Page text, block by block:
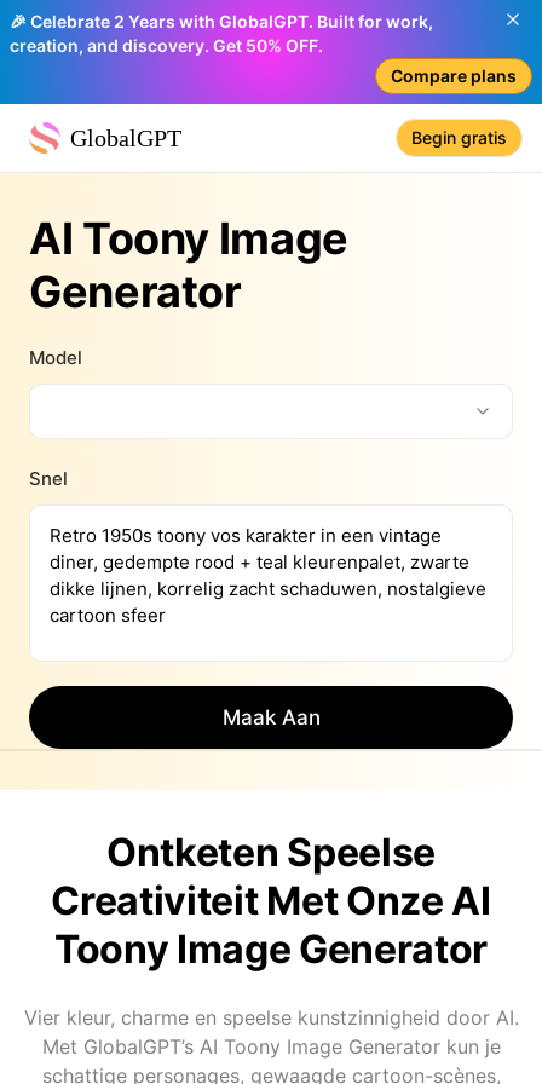
🎉 Celebrate 2 Years with GlobalGPT. Built for work,
creation, and discovery. Get 50% OFF.
Compare plans
GlobalGPT Begin gratis
AI Toony Image
Generator
Model
Snel
Maak Aan
Ontketen Speelse
Creativiteit Met Onze AI
Toony Image Generator
Vier kleur, charme en speelse kunstzinnigheid door AI.
Met GlobalGPT’s AI Toony Image Generator kun je
schattige personages, gewaagde cartoon-scènes,